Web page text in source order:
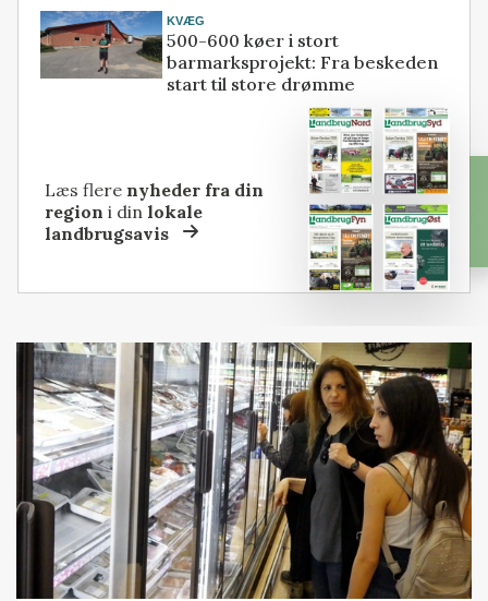
KVÆG
500-600 køer i stort
barmarksprojekt: Fra beskeden
start til store drømme
Læs flere nyheder fra din
region i dinlokale
landbrugsavis